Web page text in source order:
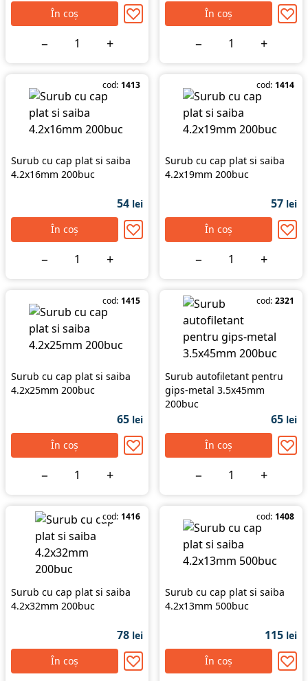
În coș
− +
În coș
− +
cod: 1413
Surub cu cap plat si saiba
4.2x16mm 200buc
54 lei
În coș
− +
cod: 1414
Surub cu cap plat si saiba
4.2x19mm 200buc
57 lei
În coș
− +
cod: 1415
Surub cu cap plat si saiba
4.2x25mm 200buc
65 lei
În coș
− +
cod: 2321
Surub autofiletant pentru
gips-metal 3.5x45mm
200buc
65 lei
În coș
− +
cod: 1416
Surub cu cap plat si saiba
4.2x32mm 200buc
78 lei
În coș
cod: 1408
Surub cu cap plat si saiba
4.2x13mm 500buc
115 lei
În coș